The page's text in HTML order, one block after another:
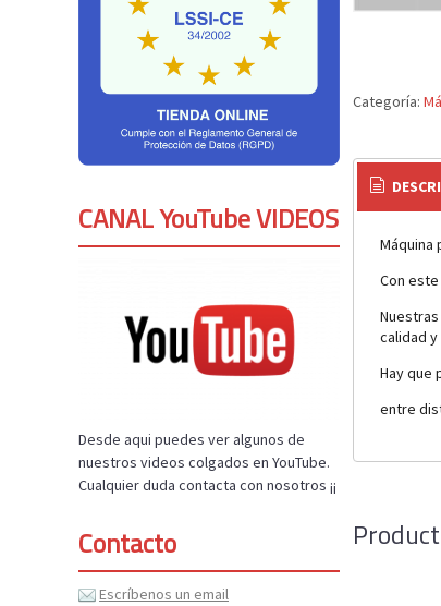
CANAL YouTube VIDEOS
Desde aqui puedes ver algunos de
nuestros videos colgados en YouTube.
Cualquier duda contacta con nosotros ¡¡
Contacto
Escríbenos un email
Categoría:
Máquina
Con
Nuestras
calidad
Hay que
entre